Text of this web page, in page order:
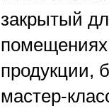
закрытый
помещениях
продукции,
мастер-